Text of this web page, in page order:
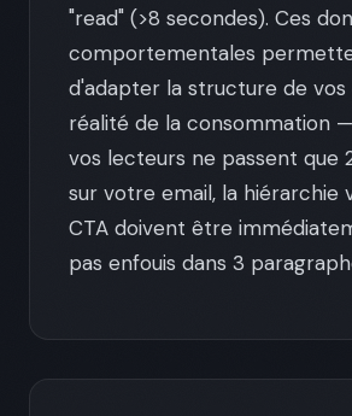
"read" (>8 secondes). Ces
comportementales
d'adapter la structure de vos
réalité de la consommation
vos lecteurs ne passent que
sur votre email, la hiérarchie
CTA doivent être
pas enfouis dans 3